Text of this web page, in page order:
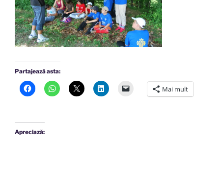
Partajează asta:
Mai mult
Apreciază: